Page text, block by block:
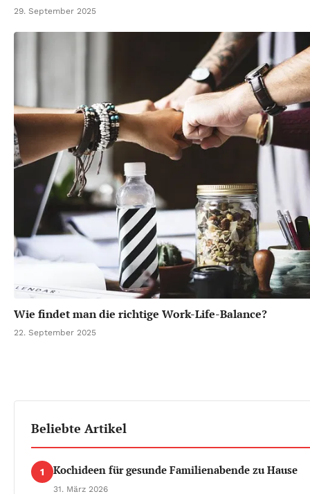
29. September 2025
Wie findet man die richtige Work-Life-Balance?
22. September 2025
Beliebte Artikel
1 Kochideen für gesunde Familienabende zu Hause
31. März 2026